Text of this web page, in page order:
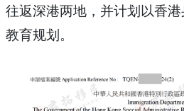
往返深港两地，并计划以香
教育规划。